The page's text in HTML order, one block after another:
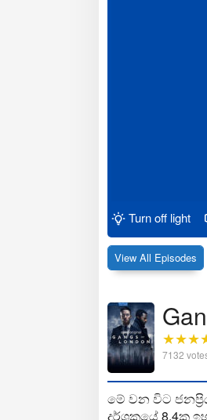
Turn off light
View All Episodes
7132
මේ වන විට
දර්ශකයේ 8.4ක